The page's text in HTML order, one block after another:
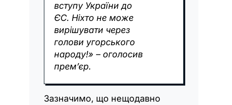
вступу України до
ЄС. Ніхто не може
вирішувати через
голови угорського
народу!» – оголосив
премʼєр.
Зазначимо, що нещодавно